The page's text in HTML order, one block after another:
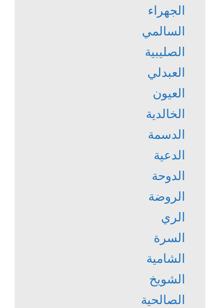
الجهراء
السالمي
الصليبية
العبدلي
العيون
الخالدية
الدسمة
الدعية
الدوحة
الروضة
الري
السرة
الشامية
الشويخ
الصالحية